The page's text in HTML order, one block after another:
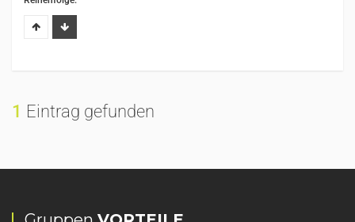
1 Eintrag gefunden